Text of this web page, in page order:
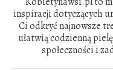
inspiracji dotyczących
Ci odkryć najnowsze
ułatwią codzienną
społeczności i